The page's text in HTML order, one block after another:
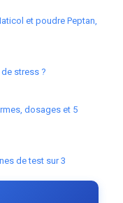
et poudre Peptan,
stress ?
dosages et 5
de test sur 3